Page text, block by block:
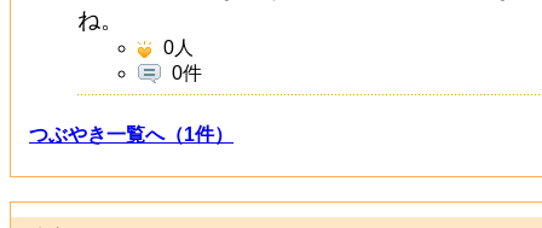
ね。
0人
0件
つぶやき一覧へ（1件）